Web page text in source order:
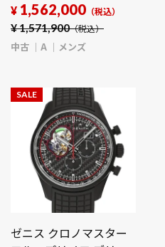
ゴールド/ブラック メン
ズ 時計 【中古】
【wristwatch】
¥1,571,900（税込）
¥ 1,562,000 （税込）
中古 A メンズ
SALE
ゼニス クロノマスター